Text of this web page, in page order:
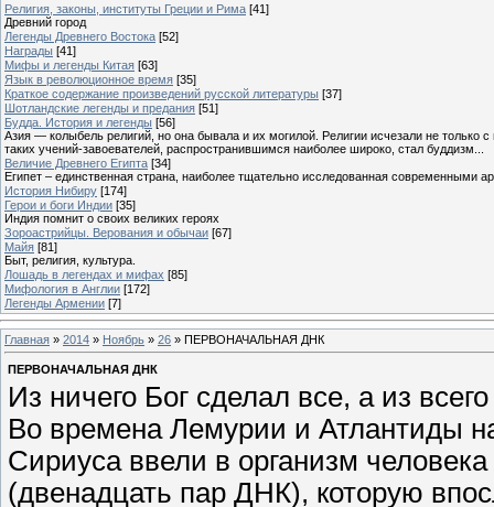
Религия, законы, институты Греции и Рима [41]
Древний город
Легенды Древнего Востока [52]
Награды [41]
Мифы и легенды Китая [63]
Язык в революционное время [35]
Краткое содержание произведений русской литературы [37]
Шотландские легенды и предания [51]
Будда. История и легенды [56]
Азия — колыбель религий, но она бывала и их могилой. Религии исчезали не
таких учений-завоевателей, распространившимся наиболее широко, стал буддизм...
Величие Древнего Египта [34]
Египет – единственная страна, наиболее тщательно исследованная современными
История Нибиру [174]
Герои и боги Индии [35]
Индия помнит о своих великих героях
Зороастрийцы. Верования и обычаи [67]
Майя [81]
Быт, религия, культура.
Лошадь в легендах и мифах [85]
Мифология в Англии [172]
Легенды Армении [7]
Главная » 2014 » Ноябрь » 26 » ПЕРВОНАЧАЛЬНАЯ ДНК
ПЕРВОНАЧАЛЬНАЯ ДНК
Из ничего Бог сделал все, а из
Во времена Лемурии и Атлантиды
Сириуса ввели в организм
(двенадцать пар ДНК), которую